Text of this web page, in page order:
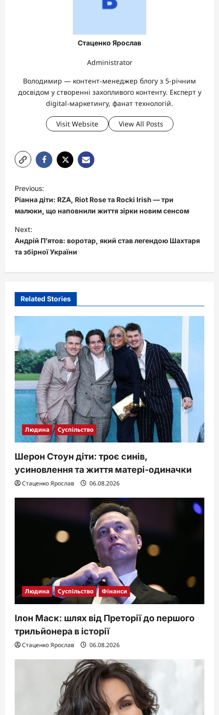
Стаценко Ярослав
Administrator
Володимир — контент-менеджер блогу з 5-річним
досвідом у створенні захопливого контенту. Експерт у
digital-маркетингу, фанат технологій.
Visit Website View All Posts
P
o
s
t
n
a
v
g
a
t
i
o
n
Previous:
Ріанна діти: RZA, Riot Rose та Rocki Irish — три
малюки, що наповнили життя зірки новим сенсом
Next:
Андрій П’ятов: воротар, який став легендою Шахтаря
та збірної України
Related Stories
Людина Суспільство
Шерон Стоун діти: троє синів,
усиновлення та життя матері-одиначки
Стаценко Ярослав 06.08.2026
Людина Суспільство Фінанси
Ілон Маск: шлях від Преторії до першого
трильйонера в історії
Стаценко Ярослав 06.08.2026